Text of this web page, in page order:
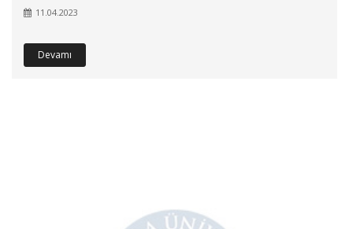
11.04.2023
Devamı